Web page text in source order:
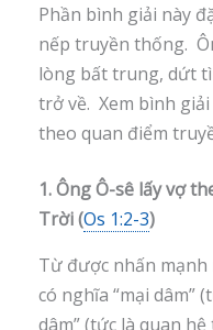
Phần bình giải này
nếp truyền thống.
lòng bất trung, dứt
trở về. Xem bình giải
theo quan điểm
1. Ông Ô-sê lấy vợ
Trời (Os 1:2-3)
Từ được nhấn
có nghĩa “mại dâm”
dâm” (tức là quan